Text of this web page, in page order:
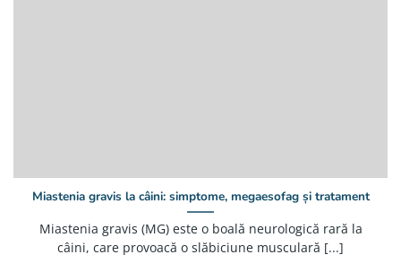
Miastenia gravis la câini: simptome, megaesofag și tratament
Miastenia gravis (MG) este o boală neurologică rară la
câini, care provoacă o slăbiciune musculară [...]